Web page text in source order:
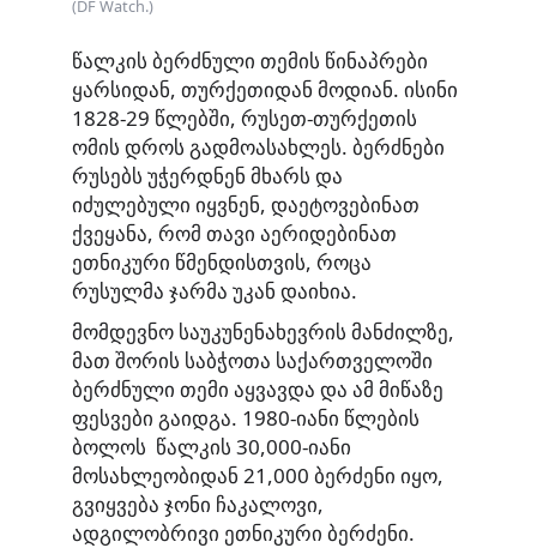
(DF Watch.)
წალკის ბერძნული თემის წინაპრები
ყარსიდან, თურქეთიდან მოდიან. ისინი
1828-29 წლებში, რუსეთ-თურქეთის
ომის დროს გადმოასახლეს. ბერძნები
რუსებს უჭერდნენ მხარს და
იძულებული იყვნენ, დაეტოვებინათ
ქვეყანა, რომ თავი აერიდებინათ
ეთნიკური წმენდისთვის, როცა
რუსულმა ჯარმა უკან დაიხია.
მომდევნო საუკუნენახევრის მანძილზე,
მათ შორის საბჭოთა საქართველოში
ბერძნული თემი აყვავდა და ამ მიწაზე
ფესვები გაიდგა. 1980-იანი წლების
ბოლოს წალკის 30,000-იანი
მოსახლეობიდან 21,000 ბერძენი იყო,
გვიყვება ჯონი ჩაკალოვი,
ადგილობრივი ეთნიკური ბერძენი.